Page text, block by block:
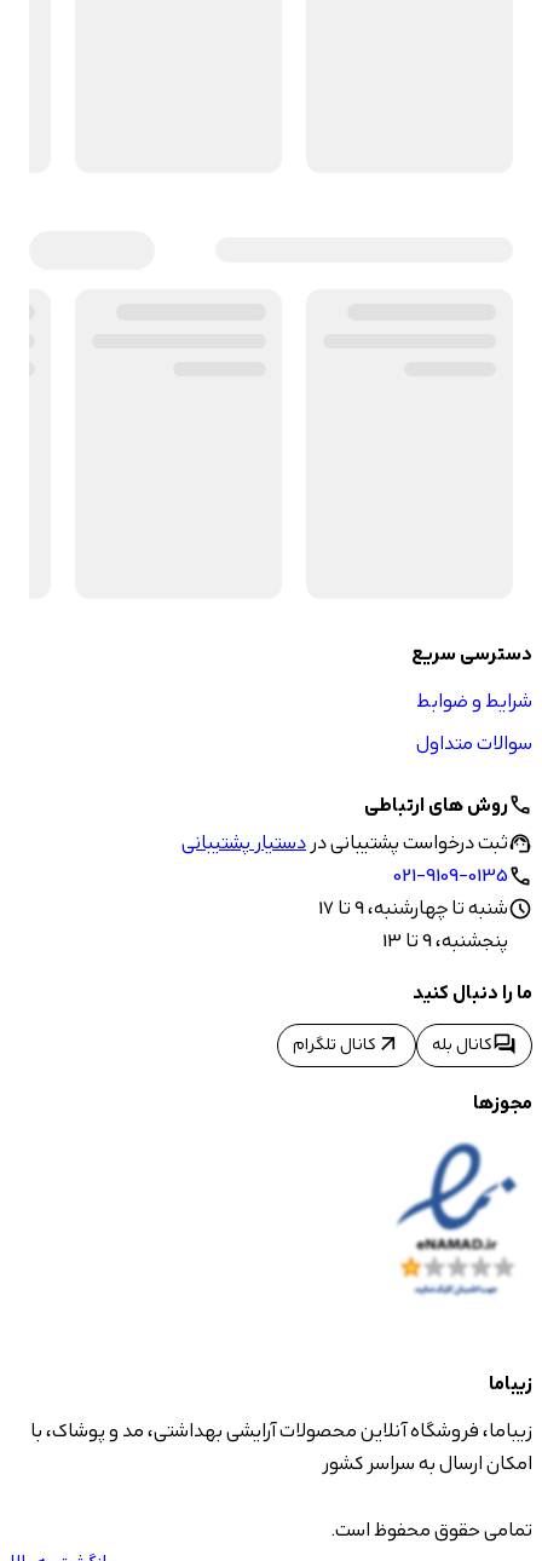
دسترسی سریع
شرایط و ضوابط
سوالات متداول
callروش های ارتباطی
support_agentثبت درخواست پشتیبانی دردستیار پشتیبانی
call
021-9109-0135
scheduleشنبه تا چهارشنبه، 9 تا 17
پنجشنبه، 9 تا 13
ما را دنبال کنید
forumکانال بله arrow_outward کانال تلگرام
مجوزها
زیباما
زیباما، فروشگاه آنلاین محصولات آرایشی بهداشتی، مد و پوشاک، با
امکان ارسال به سراسر کشور
تمامی حقوق محفوظ است.